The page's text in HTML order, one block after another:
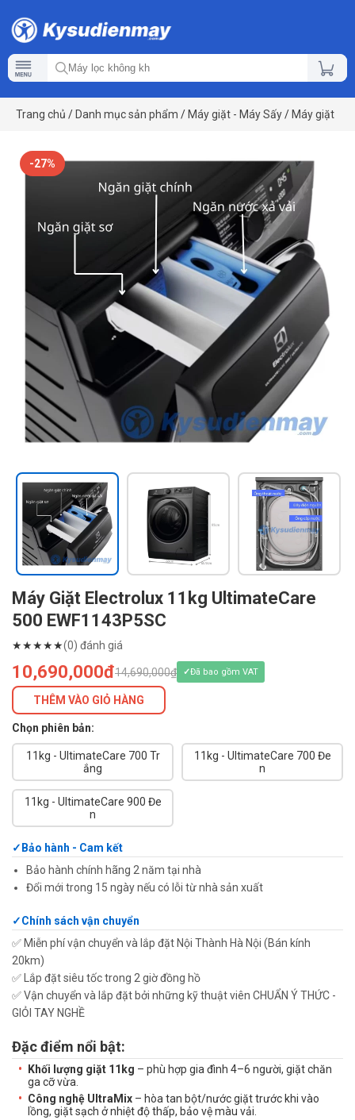
Trang chủ / Danh mục sản phẩm / Máy giặt - Máy Sấy/ Máy giặt
-27%
Máy Giặt Electrolux 11kg UltimateCare
500 EWF1143P5SC
★★★★★(0) đánh giá
10,690,000đ14,690,000₫ Đã bao gồm VAT
THÊM VÀO GIỎ HÀNG
Chọn phiên bản:
11kg - UltimateCare 700 Tr
ắng
11kg - UltimateCare 700 Đe
n
11kg - UltimateCare 900 Đe
n
Bảo hành - Cam kết
Bảo hành chính hãng 2 năm tại nhà
Đổi mới trong 15 ngày nếu có lỗi từ nhà sản xuất
Chính sách vận chuyển
✅ Miễn phí vận chuyển và lắp đặt Nội Thành Hà Nội (Bán kính
20km)
✅ Lắp đặt siêu tốc trong 2 giờ đồng hồ
✅ Vận chuyển và lắp đặt bởi những kỹ thuật viên CHUẨN Ý THỨC -
GIỎI TAY NGHỀ
Đặc điểm nổi bật:
Khối lượng giặt 11kg – phù hợp gia đình 4–6 người, giặt chăn
ga cỡ vừa.
Công nghệ UltraMix – hòa tan bột/nước giặt trước khi vào
lồng, giặt sạch ở nhiệt độ thấp, bảo vệ màu vải.